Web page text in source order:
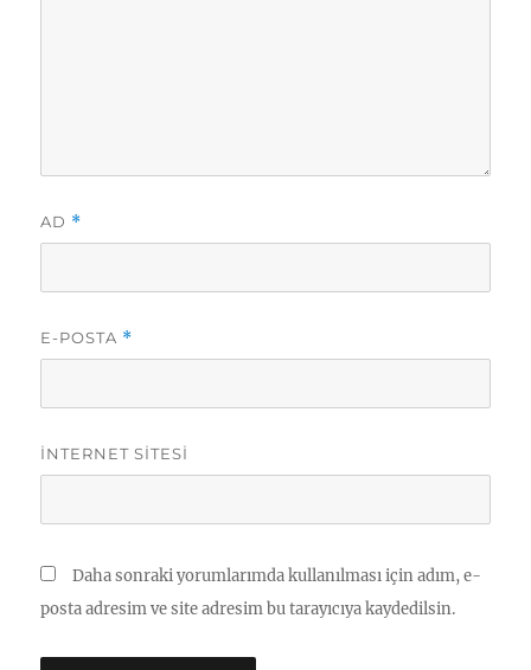
AD *
E-POSTA *
İNTERNET SITESI
Daha sonraki yorumlarımda kullanılması için adım, e-
posta adresim ve site adresim bu tarayıcıya kaydedilsin.